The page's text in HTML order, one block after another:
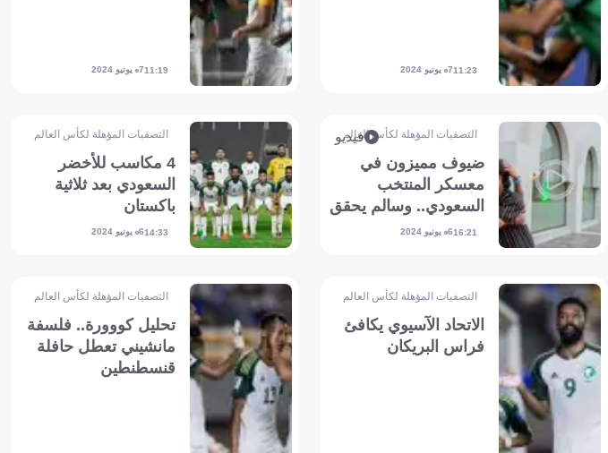
11:237 يونيو 2024 11:197 يونيو 2024
التصفيات المؤهلة لكأس العالم - آسيا
فيديو
ضيوف مميزون في
معسكر المنتخب
السعودي.. وسالم يحقق
حلم طفل باكستاني
16:216 يونيو 2024
التصفيات المؤهلة لكأس العالم - آسيا
4 مكاسب للأخضر
السعودي بعد ثلاثية
باكستان
14:336 يونيو 2024
التصفيات المؤهلة لكأس العالم - آسيا
الاتحاد الآسيوي يكافئ
فراس البريكان
التصفيات المؤهلة لكأس العالم - آسيا
تحليل كووورة.. فلسفة
مانشيني تعطل حافلة
قنسطنطين